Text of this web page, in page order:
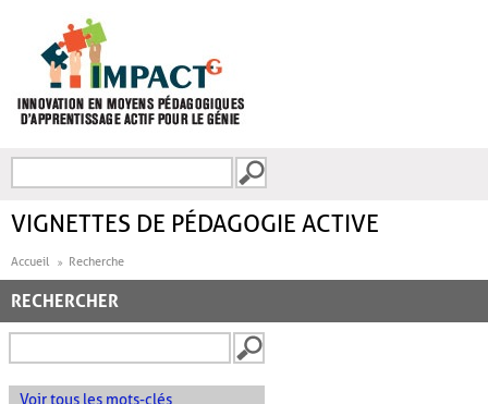
FORMULAIRE DE
VIGNETTES DE PÉDAGOGIE ACTIVE
Accueil Recherche
RECHERCHER
Voir tous les mots-clés